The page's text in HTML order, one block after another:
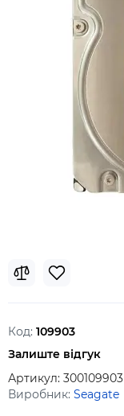
Код: 109903
Залиште відгук
Артикул: 300109903
Виробник: Seagate